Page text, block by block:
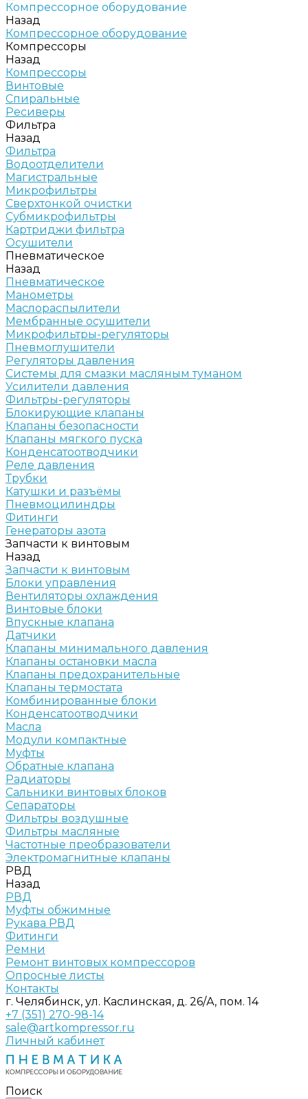
Компрессорное оборудование
Назад
Компрессорное оборудование
Компрессоры
Назад
Компрессоры
Винтовые
Спиральные
Ресиверы
Фильтра
Назад
Фильтра
Водоотделители
Магистральные
Микрофильтры
Сверхтонкой очистки
Субмикрофильтры
Картриджи фильтра
Осушители
Пневматическое
Назад
Пневматическое
Манометры
Маслораспылители
Мембранные осушители
Микрофильтры-регуляторы
Пневмоглушители
Регуляторы давления
Системы для смазки масляным туманом
Усилители давления
Фильтры-регуляторы
Блокирующие клапаны
Клапаны безопасности
Клапаны мягкого пуска
Конденсатоотводчики
Реле давления
Трубки
Катушки и разъёмы
Пневмоцилиндры
Фитинги
Генераторы азота
Запчасти к винтовым
Назад
Запчасти к винтовым
Блоки управления
Вентиляторы охлаждения
Винтовые блоки
Впускные клапана
Датчики
Клапаны минимального давления
Клапаны остановки масла
Клапаны предохранительные
Клапаны термостата
Комбинированные блоки
Конденсатоотводчики
Масла
Модули компактные
Муфты
Обратные клапана
Радиаторы
Сальники винтовых блоков
Сепараторы
Фильтры воздушные
Фильтры масляные
Частотные преобразователи
Электромагнитные клапаны
РВД
Назад
РВД
Муфты обжимные
Рукава РВД
Фитинги
Ремни
Ремонт винтовых компрессоров
Опросные листы
Контакты
г. Челябинск, ул. Каслинская, д. 26/А, пом. 14
+7 (351) 270-98-14
sale@artkompressor.ru
Личный кабинет
Поиск